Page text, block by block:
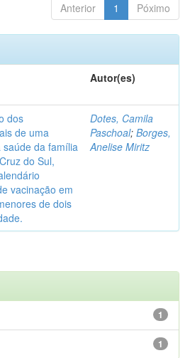
Anterior 1 Póximo
Autor(es)
dos
de uma
saúde da família
do Sul,
vacinação em
de dois
Dotes, Camila
Paschoal; Borges,
Anelise Miritz
1
1